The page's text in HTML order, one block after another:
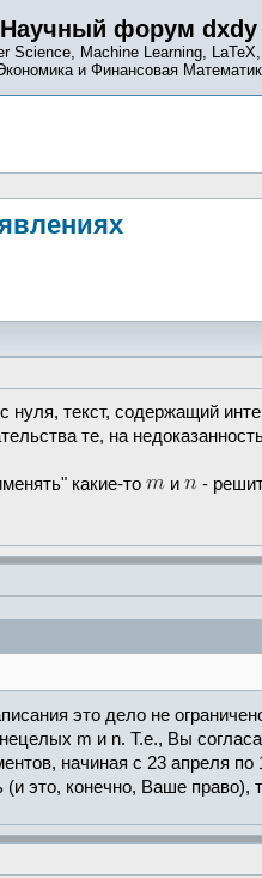
Научный форум dxdy
Science, Machine Learning,
и Финансовая
текст, содержащий
те, на
какие-то
и
-
это дело не
m и n. Т.е., Вы
начиная с 23 апреля
это, конечно, Ваше право),